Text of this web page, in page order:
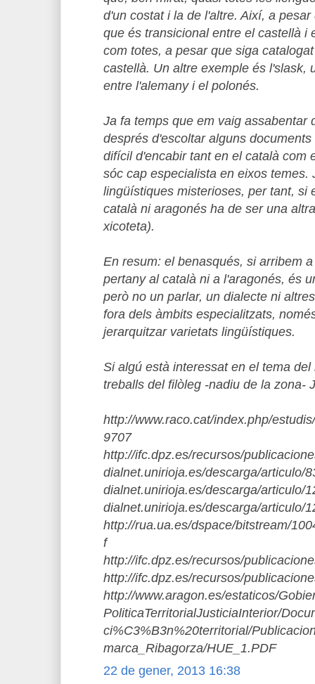
d'un costat i la de l'altre. Així, a
que és transicional entre el castellà i
com totes, a pesar que siga
castellà. Un altre exemple és l'slask,
entre l'alemany i el polonés.
Ja fa temps que em vaig assabentar
després d'escoltar alguns
difícil d'encabir tant en el català com
sóc cap especialista en eixos temes.
lingüístiques misterioses, per tant, si
català ni aragonés ha de ser una
xicoteta).
En resum: el benasqués, si arribem
pertany al català ni a l'aragonés, és
però no un parlar, un dialecte ni
fora dels àmbits especialitzats,
jerarquitzar varietats lingüístiques.
Si algú està interessat en el tema
treballs del filòleg -nadiu de la zona-
http://www.raco.cat/index.php/
9707
http://ifc.dpz.es/recursos/
dialnet.unirioja.es/descarga/articulo/
dialnet.unirioja.es/descarga/articulo/
dialnet.unirioja.es/descarga/articulo/
http://rua.ua.es/dspace/bitstream/
f
http://ifc.dpz.es/recursos/
http://ifc.dpz.es/recursos/
http://www.aragon.es/estaticos/
PoliticaTerritorialJusticiaInterior/
ci%C3%B3n%20territorial/
marca_Ribagorza/HUE_1.PDF
22 de gener, 2013 16:38